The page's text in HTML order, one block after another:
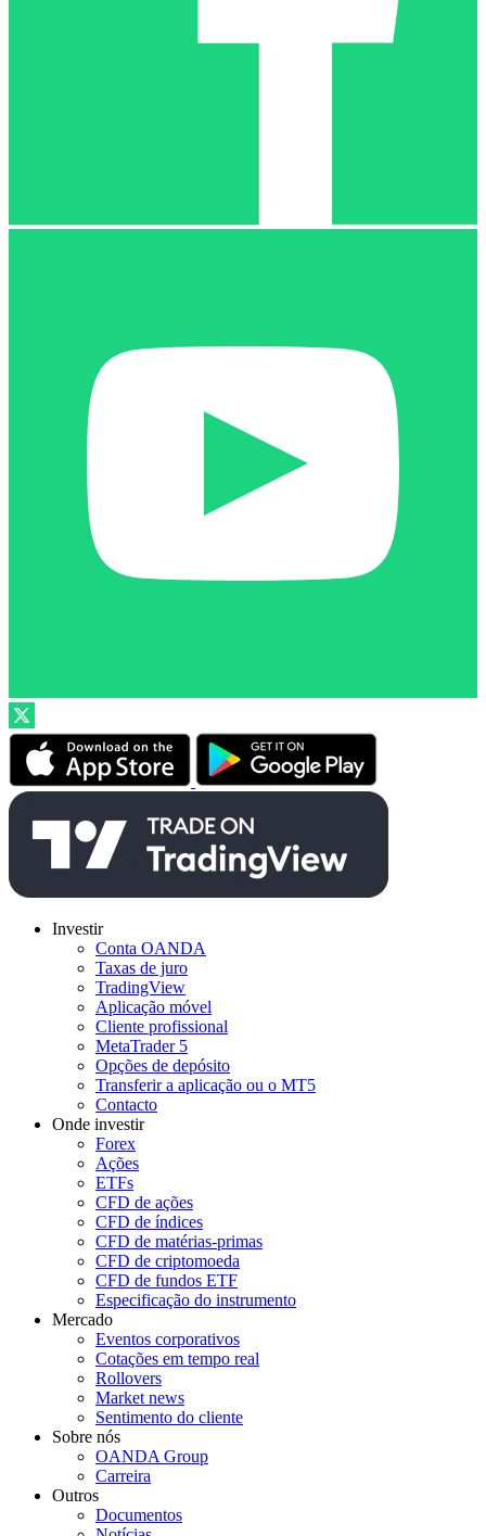
Investir
Conta OANDA
Taxas de juro
TradingView
Aplicação móvel
Cliente profissional
MetaTrader 5
Opções de depósito
Transferir a aplicação ou o MT5
Contacto
Onde investir
Forex
Ações
ETFs
CFD de ações
CFD de índices
CFD de matérias-primas
CFD de criptomoeda
CFD de fundos ETF
Especificação do instrumento
Mercado
Eventos corporativos
Cotações em tempo real
Rollovers
Market news
Sentimento do cliente
Sobre nós
OANDA Group
Carreira
Outros
Documentos